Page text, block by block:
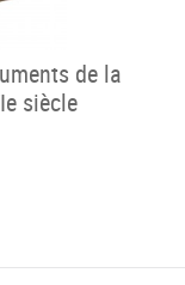
de la
siècle